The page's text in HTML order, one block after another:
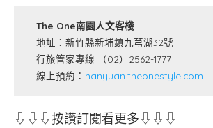
The One南園人文客棧
地址：新竹縣新埔鎮九芎湖32號
行旅管家專線 （02）2562-1777
線上預約： nanyuan.theonestyle.com
⇩⇩⇩按讚訂閱看更多⇩⇩⇩